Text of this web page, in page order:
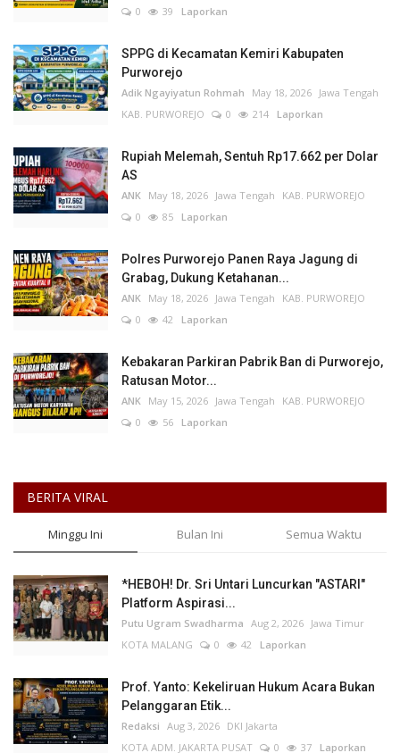
0
39 Laporkan
SPPG di Kecamatan Kemiri Kabupaten
Purworejo
Adik Ngayiyatun Rohmah May 18, 2026 Jawa Tengah
KAB. PURWOREJO
0 214 Laporkan
Rupiah Melemah, Sentuh Rp17.662 per Dolar
AS
ANK May 18, 2026 Jawa Tengah
KAB. PURWOREJO
0
85 Laporkan
Polres Purworejo Panen Raya Jagung di
Grabag, Dukung Ketahanan...
ANK May 18, 2026 Jawa Tengah
KAB. PURWOREJO
0
42 Laporkan
Kebakaran Parkiran Pabrik Ban di Purworejo,
Ratusan Motor...
ANK May 15, 2026 Jawa Tengah
KAB. PURWOREJO
0
56 Laporkan
BERITA VIRAL
Minggu Ini Bulan Ini Semua Waktu
*HEBOH! Dr. Sri Untari Luncurkan "ASTARI"
Platform Aspirasi...
Putu Ugram Swadharma Aug 2, 2026 Jawa Timur
KOTA MALANG
0 42 Laporkan
Prof. Yanto: Kekeliruan Hukum Acara Bukan
Pelanggaran Etik...
Redaksi Aug 3, 2026 DKI Jakarta
KOTA ADM. JAKARTA PUSAT
0 37 Laporkan